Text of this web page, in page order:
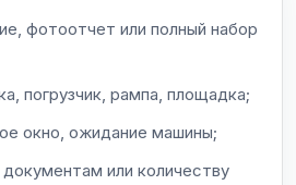
фотоотчет или полный набор
погрузчик, рампа, площадка;
окно, ожидание машины;
или количеству